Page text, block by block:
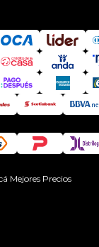
Mejores Precios